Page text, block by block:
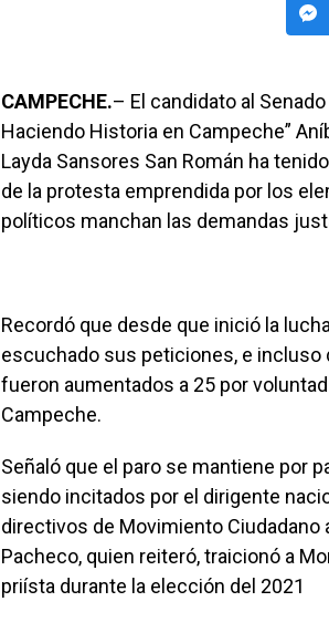
CAMPECHE.– El candidato al
Haciendo Historia en Campeche”
Layda Sansores San Román ha
de la protesta emprendida por los
políticos manchan las demandas
Recordó que desde que inició la
escuchado sus peticiones, e
fueron aumentados a 25 por
Campeche.
Señaló que el paro se mantiene por
siendo incitados por el dirigente
directivos de Movimiento
Pacheco, quien reiteró, traicionó a
priísta durante la elección del 2021